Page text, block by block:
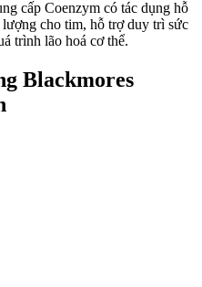
cấp Coenzym có tác dụng hỗ
cho tim, hỗ trợ duy trì sức
trình lão hoá cơ thể.
Blackmores